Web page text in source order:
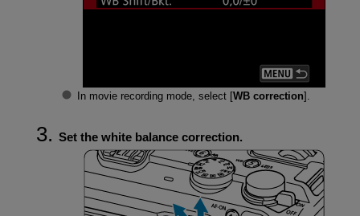
In movie recording mode, select [WB correction].
Set the white balance correction.